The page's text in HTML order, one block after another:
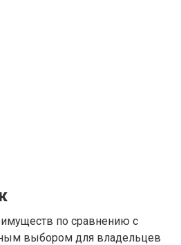
по сравнению с
выбором для владельцев